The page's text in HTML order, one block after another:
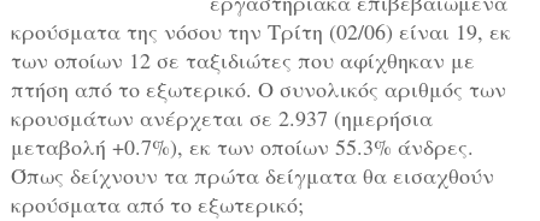
κρούσματα της νόσου την Τρίτη (02/06) είναι 19, εκ
των οποίων 12 σε ταξιδιώτες που αφίχθηκαν με
πτήση από το εξωτερικό. Ο συνολικός αριθμός των
κρουσμάτων ανέρχεται σε 2.937 (ημερήσια
μεταβολή +0.7%), εκ των οποίων 55.3% άνδρες.
Όπως δείχνουν τα πρώτα δείγματα θα εισαχθούν
κρούσματα από το εξωτερικό;